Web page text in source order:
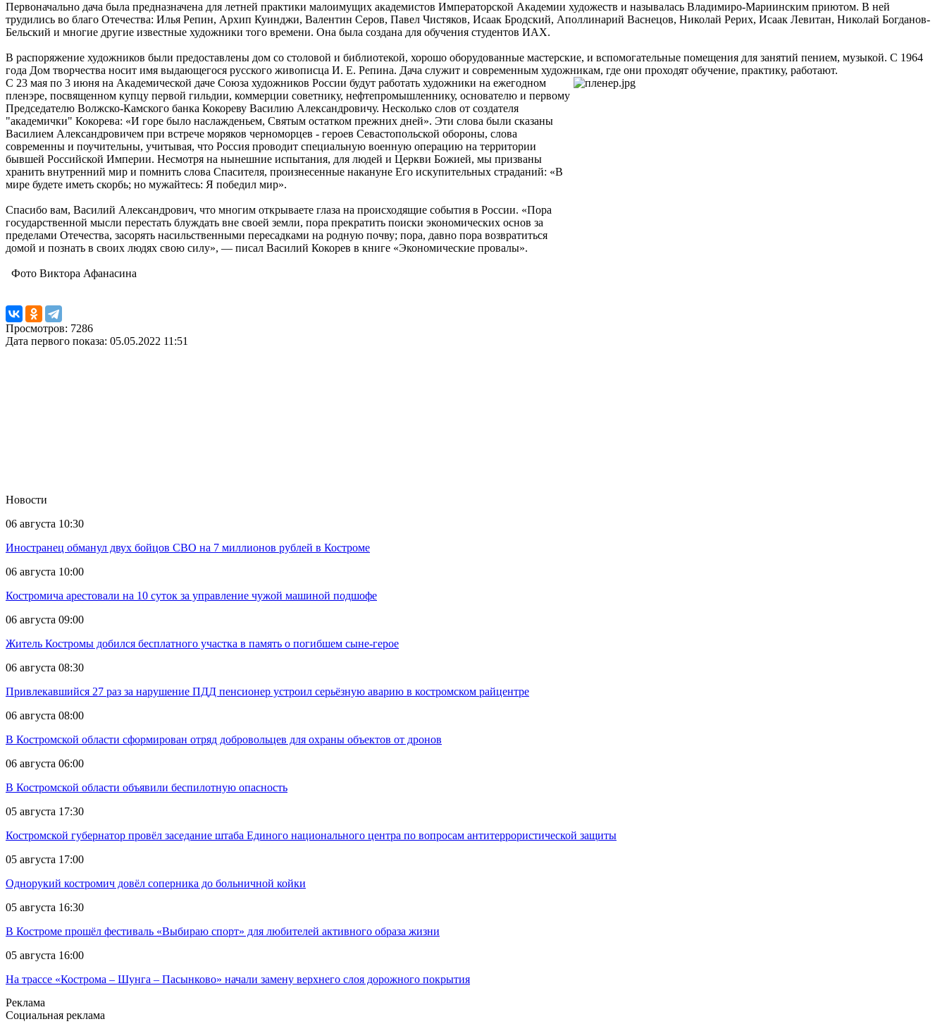
Первоначально дача была предназначена для летней практики малоимущих академистов Императорской Академии художеств и называлась Владимиро-Мариинским приютом. В ней
трудились во благо Отечества: Илья Репин, Архип Куинджи, Валентин Серов, Павел Чистяков, Исаак Бродский, Аполлинарий Васнецов, Николай Рерих, Исаак Левитан, Николай Богданов-
Бельский и многие другие известные художники того времени. Она была создана для обучения студентов ИАХ.
В распоряжение художников были предоставлены дом со столовой и библиотекой, хорошо оборудованные мастерские, и вспомогательные помещения для занятий пением, музыкой. С 1964
года Дом творчества носит имя выдающегося русского живописца И. Е. Репина. Дача служит и современным художникам, где они проходят обучение, практику, работают.
С 23 мая по 3 июня на Академической даче Союза художников России будут работать художники на ежегодном
пленэре, посвященном купцу первой гильдии, коммерции советнику, нефтепромышленнику, основателю и первому
Председателю Волжско-Камского банка Кокореву Василию Александровичу. Несколько слов от создателя
"академички" Кокорева: «И горе было наслажденьем, Святым остатком прежних дней». Эти слова были сказаны
Василием Александровичем при встрече моряков черноморцев - героев Севастопольской обороны, слова
современны и поучительны, учитывая, что Россия проводит специальную военную операцию на территории
бывшей Российской Империи. Несмотря на нынешние испытания, для людей и Церкви Божией, мы призваны
хранить внутренний мир и помнить слова Спасителя, произнесенные накануне Его искупительных страданий: «В
мире будете иметь скорбь; но мужайтесь: Я победил мир».
Спасибо вам, Василий Александрович, что многим открываете глаза на происходящие события в России. «Пора
государственной мысли перестать блуждать вне своей земли, пора прекратить поиски экономических основ за
пределами Отечества, засорять насильственными пересадками на родную почву; пора, давно пора возвратиться
домой и познать в своих людях свою силу», — писал Василий Кокорев в книге «Экономические провалы».
Фото Виктора Афанасина
Просмотров: 7286
Дата первого показа: 05.05.2022 11:51
Новости
06 августа 10:30
Иностранец обманул двух бойцов СВО на 7 миллионов рублей в Костроме
06 августа 10:00
Костромича арестовали на 10 суток за управление чужой машиной подшофе
06 августа 09:00
Житель Костромы добился бесплатного участка в память о погибшем сыне-герое
06 августа 08:30
Привлекавшийся 27 раз за нарушение ПДД пенсионер устроил серьёзную аварию в костромском райцентре
06 августа 08:00
В Костромской области сформирован отряд добровольцев для охраны объектов от дронов
06 августа 06:00
В Костромской области объявили беспилотную опасность
05 августа 17:30
Костромской губернатор провёл заседание штаба Единого национального центра по вопросам антитеррористической защиты
05 августа 17:00
Однорукий костромич довёл соперника до больничной койки
05 августа 16:30
В Костроме прошёл фестиваль «Выбираю спорт» для любителей активного образа жизни
05 августа 16:00
На трассе «Кострома – Шунга – Пасынково» начали замену верхнего слоя дорожного покрытия
Реклама
Социальная реклама